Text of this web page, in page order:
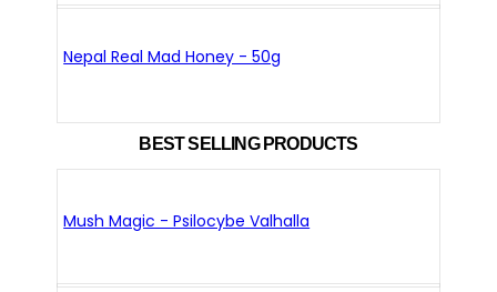
Nepal Real Mad Honey - 50g
BEST SELLING PRODUCTS
Mush Magic - Psilocybe Valhalla